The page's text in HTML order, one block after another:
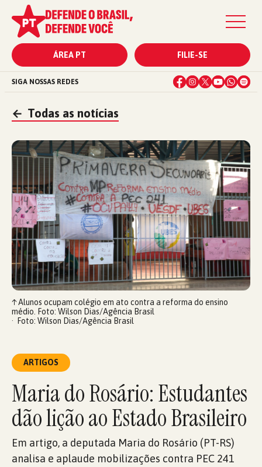
ÁREA PT FILIE-SE
SIGA NOSSAS REDES
← Todas as notícias
ARTIGOS
Maria do Rosário: Estudantes
dão lição ao Estado Brasileiro
Em artigo, a deputada Maria do Rosário (PT-RS)
analisa e aplaude mobilizações contra PEC 241
↑Alunos ocupam colégio em ato contra a reforma do ensino
médio. Foto: Wilson Dias/Agência Brasil
Foto: Wilson Dias/Agência Brasil